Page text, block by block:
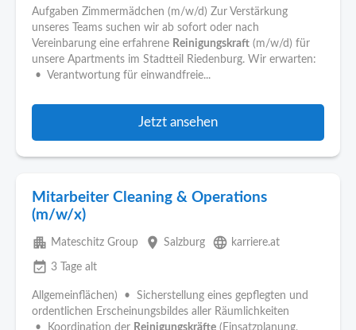
Aufgaben Zimmermädchen (m/w/d) Zur Verstärkung
unseres Teams suchen wir ab sofort oder nach
Vereinbarung eine erfahrene Reinigungskraft (m/w/d) für
unsere Apartments im Stadtteil Riedenburg. Wir erwarten:
• Verantwortung für einwandfreie...
Jetzt ansehen
Mitarbeiter Cleaning & Operations
(m/w/x)
apartment Mateschitz Group place Salzburg language karriere.at
event_available 3 Tage alt
Allgemeinflächen) • Sicherstellung eines gepflegten und
ordentlichen Erscheinungsbildes aller Räumlichkeiten
• Koordination der Reinigungskräfte (Einsatzplanung,